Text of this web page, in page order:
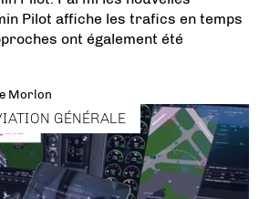
Pilot affiche les trafics en temps
ont également été
Morlon
GÉNÉRALE